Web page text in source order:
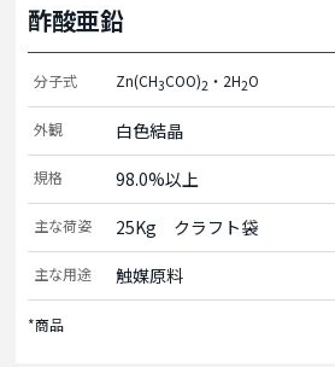
酢酸亜鉛
分子式 Zn(CH3COO)2 ・2H2O
外観 白色結晶
規格 98.0%以上
主な荷姿 25Kg　クラフト袋
主な用途 触媒原料
*商品